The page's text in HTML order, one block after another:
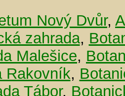
Nový Dvůr,
zahrada,
Malešice,
Rakovník,
Tábor,